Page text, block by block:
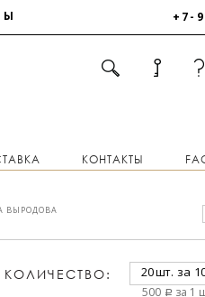
+7-
КОНТАКТЫ
ВЫРОДОВА
КОЛИЧЕСТВО: 20 шт. за
500 a за 1